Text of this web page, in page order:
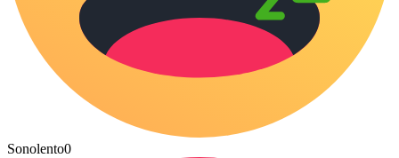
Sonolento0